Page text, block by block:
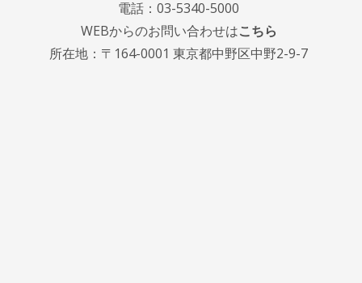
電話：03-5340-5000
WEBからのお問い合わせはこちら
所在地：〒164-0001 東京都中野区中野2-9-7